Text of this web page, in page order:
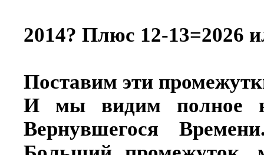
2014? Плюс 12-13=2026
Поставим эти
И мы видим полное
Вернувшегося